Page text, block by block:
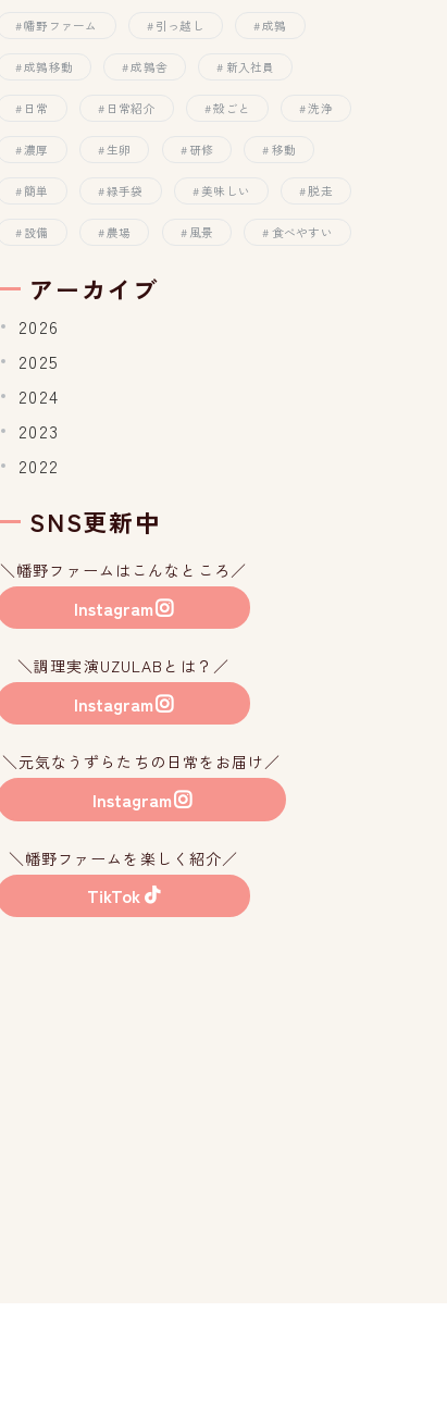
幡野ファーム 引っ越し 成鶉
成鶉移動 成鶉舎 新入社員
日常 日常紹介 殻ごと 洗浄
濃厚 生卵 研修 移動
簡単 緑手袋 美味しい 脱走
設備 農場 風景 食べやすい
アーカイブ
2026
2025
2024
2023
2022
SNS更新中
＼幡野ファームはこんなところ／
Instagram
＼調理実演UZULABとは？／
Instagram
＼元気なうずらたちの日常をお届け／
Instagram
＼幡野ファームを楽しく紹介／
TikTok